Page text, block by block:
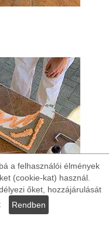
a felhasználói élmények
(cookie-kat) használ.
őket, hozzájárulását
Rendben